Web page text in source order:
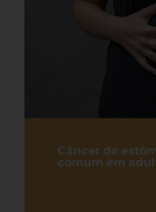
Câncer de
comum em